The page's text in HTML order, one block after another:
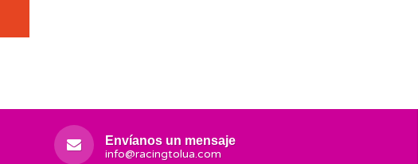
Envíanos un mensaje
info@racingtolua.com